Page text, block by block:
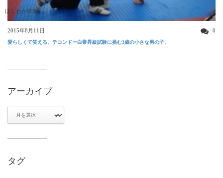
ほんわか映像
2015年8月11日 0
愛らしくて笑える、テコンドー白帯昇級試験に挑む3歳の小さな男の子。
アーカイブ
タグ